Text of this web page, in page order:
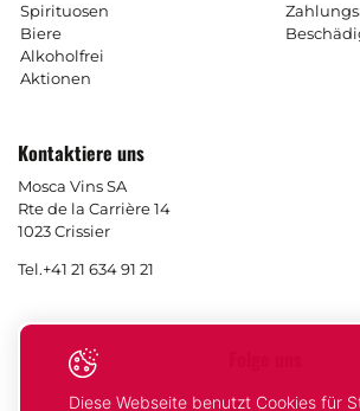
Spirituosen
Biere
Alkoholfrei
Aktionen
Kontaktiere uns
Mosca Vins SA
Rte de la Carrière 14
1023 Crissier
Tel.+41 21 634 91 21
Diese Webseite benutzt Cookies für